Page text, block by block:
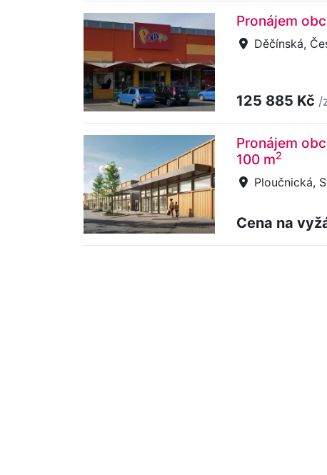
Pronájem
Děčínská,
125 885 Kč /
Pronájem
100 m2
Ploučnická,
Cena na